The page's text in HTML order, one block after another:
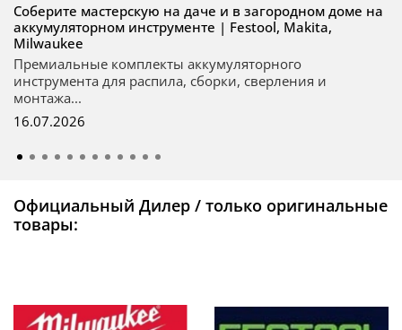
Соберите мастерскую на даче и в загородном доме на
аккумуляторном инструменте | Festool, Makita,
Milwaukee
Премиальные комплекты аккумуляторного
инструмента для распила, сборки, сверления и
монтажа...
16.07.2026
Официальный Дилер / только оригинальные
товары: